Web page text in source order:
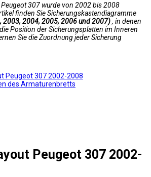
307 wurde von 2002 bis 2008
finden Sie Sicherungskastendiagramme
2003, 2004, 2005, 2006 und 2007), in denen
Position der Sicherungsplatten im Inneren
Sie die Zuordnung jeder Sicherung
Peugeot 307 2002-2008
des Armaturenbretts
Peugeot 307 2002-